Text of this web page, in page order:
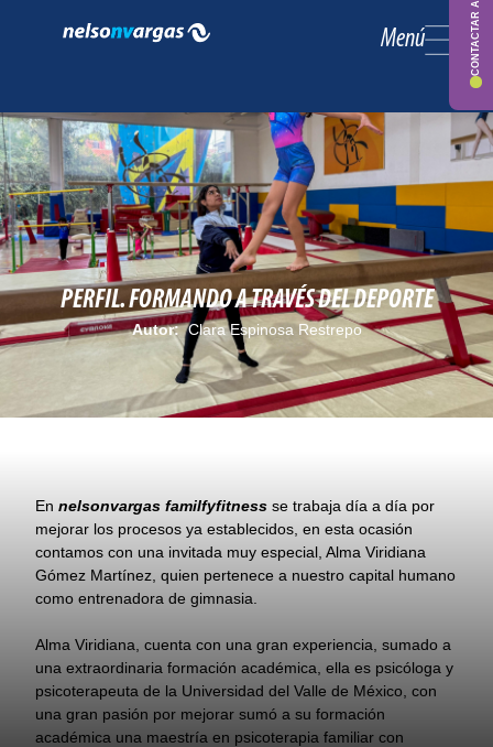
Menú
PERFIL. FORMANDO A TRAVÉS DEL DEPORTE
Autor:Clara Espinosa Restrepo
En nelsonvargas familfyfitness se trabaja día a día por
mejorar los procesos ya establecidos, en esta ocasión
contamos con una invitada muy especial, Alma Viridiana
Gómez Martínez, quien pertenece a nuestro capital humano
como entrenadora de gimnasia.
Alma Viridiana, cuenta con una gran experiencia, sumado a
una extraordinaria formación académica, ella es psicóloga y
psicoterapeuta de la Universidad del Valle de México, con
una gran pasión por mejorar sumó a su formación
académica una maestría en psicoterapia familiar con